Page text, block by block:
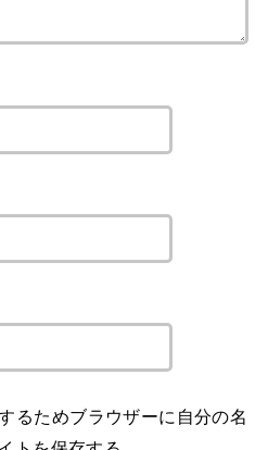
るためブラウザーに自分の名